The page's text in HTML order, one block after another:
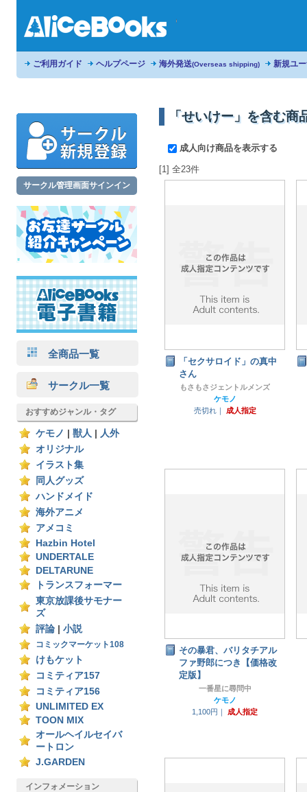
ご利用ガイド ヘルプページ 海外発送(Overseas shipping) 新規ユ
サークル管理画面サインイン
全商品一覧
サークル一覧
おすすめジャンル・タグ
ケモノ 獣人
人外
オリジナル
イラスト集
同人グッズ
ハンドメイド
海外アニメ
アメコミ
Hazbin Hotel
UNDERTALE
DELTARUNE
トランスフォーマー
東京放課後サモナー
ズ
評論
小説
コミックマーケット108
けもケット
コミティア157
コミティア156
UNLIMITED EX
TOON MIX
オールヘイルセイバ
ートロン
J.GARDEN
インフォメーション
「せいけー」を含む商
成人向け商品を表示する
[1] 全23件
「セクサロイド」の真中
さん
もさもさジェントルメンズ
ケモノ
売切れ｜
成人指定
その暴君、バリタチアル
ファ野郎につき【価格改
定版】
一番星に尋問中
ケモノ
1,100円｜
成人指定